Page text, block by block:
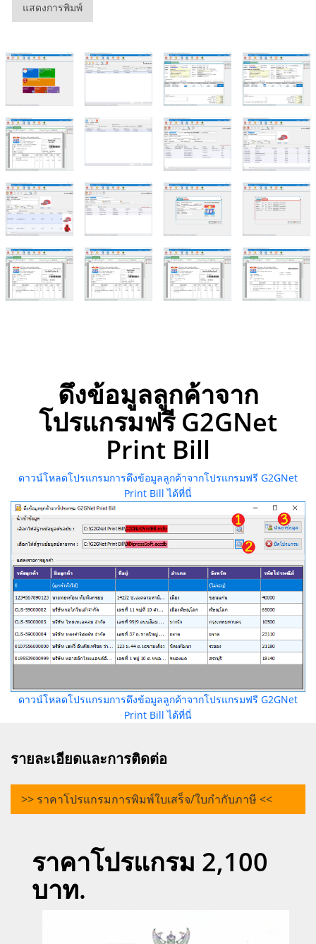
แสดงการพิมพ์
ดึงข้อมูลลูกค้าจาก
โปรแกรมฟรี G2GNet
Print Bill
ดาวน์โหลดโปรแกรมการดึงข้อมูลลูกค้าจากโปรแกรมฟรี G2GNet
Print Bill ได้ที่นี่
ดาวน์โหลดโปรแกรมการดึงข้อมูลลูกค้าจากโปรแกรมฟรี G2GNet
Print Bill ได้ที่นี่
รายละเอียดและการติดต่อ
>> ราคาโปรแกรมการพิมพ์ใบเสร็จ/ใบกำกับภาษี <<
ราคาโปรแกรม 2,100
บาท.